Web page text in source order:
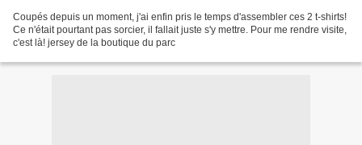
Coupés depuis un moment, j'ai enfin pris le temps d'assembler ces 2 t-shirts!
Ce n'était pourtant pas sorcier, il fallait juste s'y mettre. Pour me rendre visite,
c'est là! jersey de la boutique du parc